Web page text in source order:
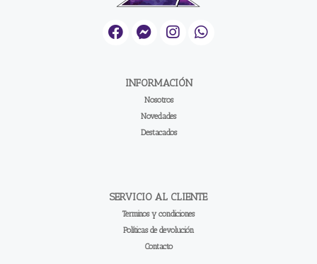
INFORMACIÓN
Nosotros
Novedades
Destacados
SERVICIO AL CLIENTE
Terminos y condiciones
Políticas de devolución
Contacto